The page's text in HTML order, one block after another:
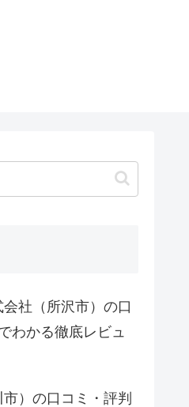
社（所沢市）の口
わかる徹底レビュ
）の口コミ・評判